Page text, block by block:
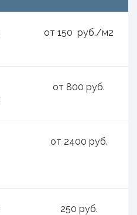
от 150 руб./м2
от 800 руб.
от 2400 руб.
250 руб.